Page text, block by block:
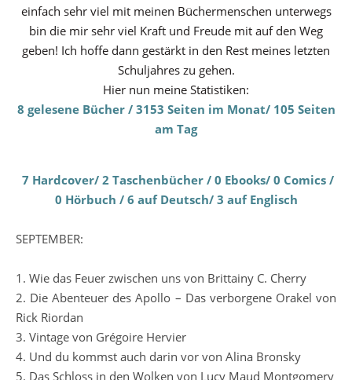
einfach sehr viel mit meinen Büchermenschen unterwegs
bin die mir sehr viel Kraft und Freude mit auf den Weg
geben! Ich hoffe dann gestärkt in den Rest meines letzten
Schuljahres zu gehen.
Hier nun meine Statistiken:
8 gelesene Bücher / 3153 Seiten im Monat/ 105 Seiten
am Tag
7 Hardcover/ 2 Taschenbücher / 0 Ebooks/ 0 Comics /
0 Hörbuch / 6 auf Deutsch/ 3 auf Englisch
SEPTEMBER:
1. Wie das Feuer zwischen uns von Brittainy C. Cherry
2. Die Abenteuer des Apollo – Das verborgene Orakel von
Rick Riordan
3. Vintage von Grégoire Hervier
4. Und du kommst auch darin vor von Alina Bronsky
5. Das Schloss in den Wolken von Lucy Maud Montgomery